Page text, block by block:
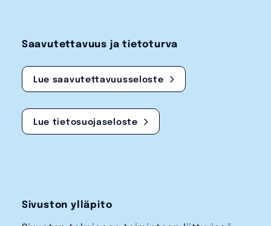
Saavutettavuus ja tietoturva
Lue saavutettavuusseloste
Lue tietosuojaseloste
Sivuston ylläpito